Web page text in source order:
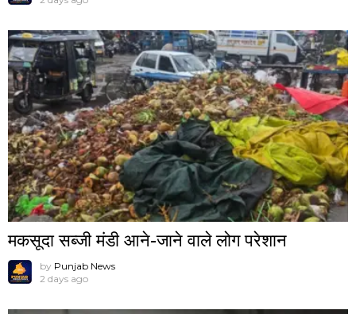
मकसूदा सब्जी मंडी आने-जाने वाले लोग परेशान
by Punjab News
2 days ago